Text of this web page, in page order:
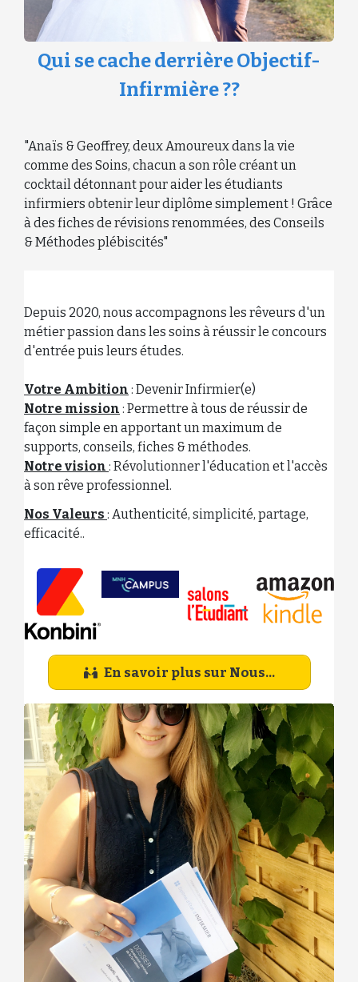
Qui se cache derrière Objectif-
Infirmière ??
"Anaïs & Geoffrey, deux Amoureux dans la vie
comme des Soins, chacun a son rôle créant un
cocktail détonnant pour aider les étudiants
infirmiers obtenir leur diplôme simplement ! Grâce
à des fiches de révisions renommées, des Conseils
& Méthodes plébiscités"
Depuis 2020, nous accompagnons les rêveurs d'un
métier passion dans les soins à réussir le concours
d'entrée puis leurs études.
Votre Ambition : Devenir Infirmier(e)
Notre mission : Permettre à tous de réussir de
façon simple en apportant un maximum de
supports, conseils, fiches & méthodes.
Notre vision : Révolutionner l'éducation et l'accès
à son rêve professionnel.
Nos Valeurs : Authenticité, simplicité, partage,
efficacité..
En savoir plus sur Nous...